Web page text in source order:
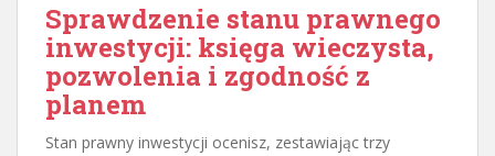
Sprawdzenie stanu prawnego
inwestycji: księga wieczysta,
pozwolenia i zgodność z
planem
Stan prawny inwestycji ocenisz, zestawiając trzy